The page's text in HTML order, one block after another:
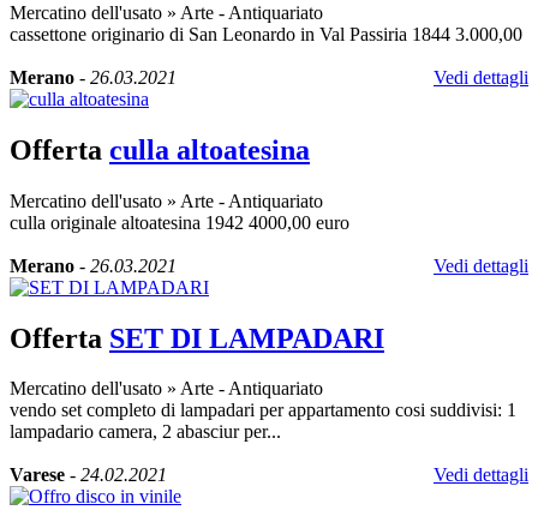
Mercatino dell'usato » Arte - Antiquariato
cassettone originario di San Leonardo in Val Passiria 1844 3.000,00
Merano - 26.03.2021 Vedi dettagli
Offerta culla altoatesina
Mercatino dell'usato » Arte - Antiquariato
culla originale altoatesina 1942 4000,00 euro
Merano - 26.03.2021 Vedi dettagli
Offerta SET DI LAMPADARI
Mercatino dell'usato » Arte - Antiquariato
vendo set completo di lampadari per appartamento cosi suddivisi: 1
lampadario camera, 2 abasciur per...
Varese - 24.02.2021 Vedi dettagli